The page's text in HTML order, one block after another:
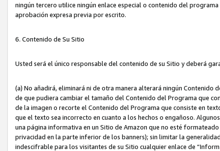
ningún tercero utilice ningún enlace especial o contenido del
aprobación expresa previa por escrito.
6. Contenido de Su Sitio
Usted será el único responsable del contenido de su Sitio y deberá
(a) No añadirá, eliminará ni de otra manera alterará ningún
de que pudiera cambiar el tamaño del Contenido del Programa que
de la imagen o recorte el Contenido del Programa que consiste en
que el texto sea incorrecto en cuanto a los hechos o engañoso.
una página informativa en un Sitio de Amazon que no esté
privacidad en la parte inferior de los banners); sin limitar la
indescifrable para los visitantes de su Sitio cualquier enlace de